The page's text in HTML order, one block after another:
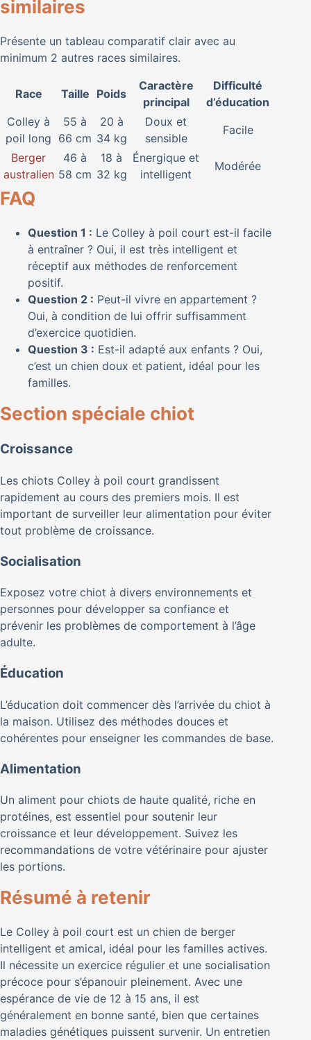
similaires
Présente un tableau comparatif clair avec au
minimum 2 autres races similaires.
Race Taille Poids
Caractère
principal
Difficulté
d’éducation
Colley à
poil long
55 à
66 cm
20 à
34 kg
Doux et
sensible
Facile
Berger
australien
46 à
58 cm
18 à
32 kg
Énergique et
intelligent
Modérée
FAQ
Question 1 : Le Colley à poil court est-il facile
à entraîner ? Oui, il est très intelligent et
réceptif aux méthodes de renforcement
positif.
Question 2 : Peut-il vivre en appartement ?
Oui, à condition de lui offrir suffisamment
d’exercice quotidien.
Question 3 : Est-il adapté aux enfants ? Oui,
c’est un chien doux et patient, idéal pour les
familles.
Section spéciale chiot
Croissance
Les chiots Colley à poil court grandissent
rapidement au cours des premiers mois. Il est
important de surveiller leur alimentation pour éviter
tout problème de croissance.
Socialisation
Exposez votre chiot à divers environnements et
personnes pour développer sa confiance et
prévenir les problèmes de comportement à l’âge
adulte.
Éducation
L’éducation doit commencer dès l’arrivée du chiot à
la maison. Utilisez des méthodes douces et
cohérentes pour enseigner les commandes de base.
Alimentation
Un aliment pour chiots de haute qualité, riche en
protéines, est essentiel pour soutenir leur
croissance et leur développement. Suivez les
recommandations de votre vétérinaire pour ajuster
les portions.
Résumé à retenir
Le Colley à poil court est un chien de berger
intelligent et amical, idéal pour les familles actives.
Il nécessite un exercice régulier et une socialisation
précoce pour s’épanouir pleinement. Avec une
espérance de vie de 12 à 15 ans, il est
généralement en bonne santé, bien que certaines
maladies génétiques puissent survenir. Un entretien